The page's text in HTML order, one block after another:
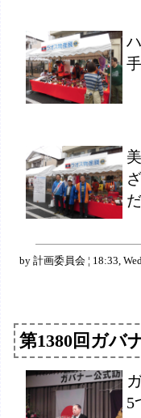
by 計画委員会 ¦ 18:33,
第1380回ガバ
5